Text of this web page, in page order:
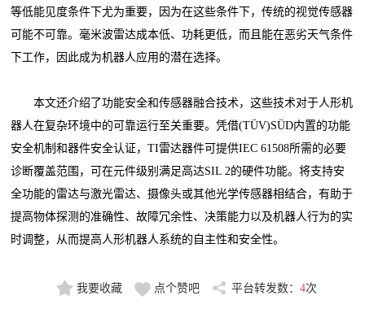
等低能见度条件下尤为重要，因为在这些条件下，传统的视觉传感器
可能不可靠。毫米波雷达成本低、功耗更低，而且能在恶劣天气条件
下工作，因此成为机器人应用的潜在选择。
本文还介绍了功能安全和传感器融合技术，这些技术对于人形机
器人在复杂环境中的可靠运行至关重要。凭借(TÜV)SÜD内置的功能
安全机制和器件安全认证，TI雷达器件可提供IEC 61508所需的必要
诊断覆盖范围，可在元件级别满足高达SIL 2的硬件功能。将支持安
全功能的雷达与激光雷达、摄像头或其他光学传感器相结合，有助于
提高物体探测的准确性、故障冗余性、决策能力以及机器人行为的实
时调整，从而提高人形机器人系统的自主性和安全性。
我要收藏 点个赞吧 平台转发数： 4次